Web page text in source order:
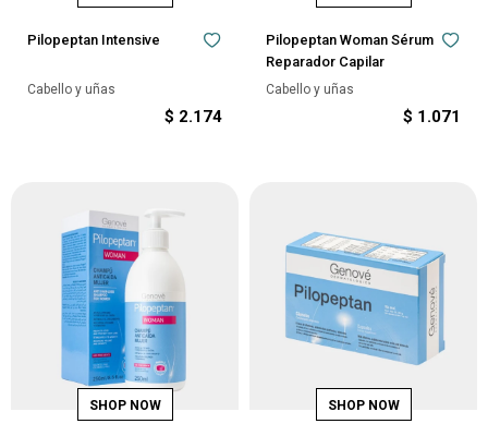
Pilopeptan Intensive
Cabello y uñas
$ 2.174
Pilopeptan Woman Sérum
Reparador Capilar
Cabello y uñas
$ 1.071